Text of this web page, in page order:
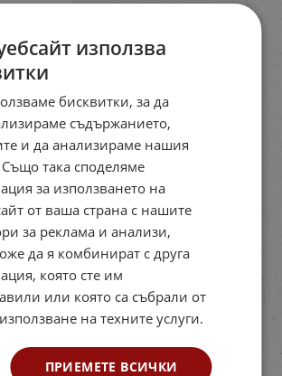
лв.
страница по:
използва
бисквитки, за да
съдържанието,
и да анализираме нашия
така споделяме
за използването на
от ваша страна с нашите
за реклама и анализи,
да я комбинират с друга
която сте им
или която са събрали от
на техните услуги.
ПРИЕМЕТЕ ВСИЧКИ